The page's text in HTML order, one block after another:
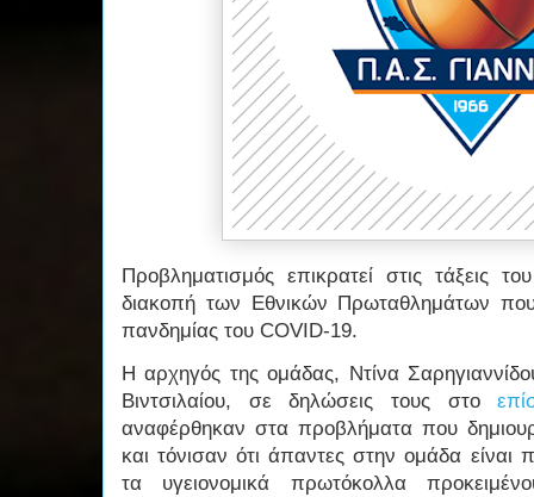
Προβληματισμός επικρατεί στις τάξεις
διακοπή των Εθνικών Πρωταθλημάτων
πανδημίας του COVID-19.
Η αρχηγός της ομάδας, Ντίνα
Βιντσιλαίου, σε δηλώσεις τους στο
αναφέρθηκαν στα προβλήματα που
και τόνισαν ότι άπαντες στην ομάδα
τα υγειονομικά πρωτόκολλα